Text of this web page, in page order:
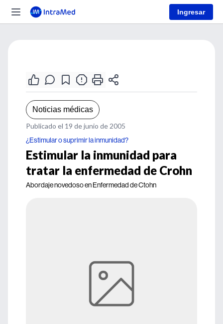
Ingresar
Noticias médicas
Publicado el 19 de junio de 2005
¿Estimular o suprimir la inmunidad?
Estimular la inmunidad para
tratar la enfermedad de Crohn
Abordaje novedoso en Enfermedad de Ctohn